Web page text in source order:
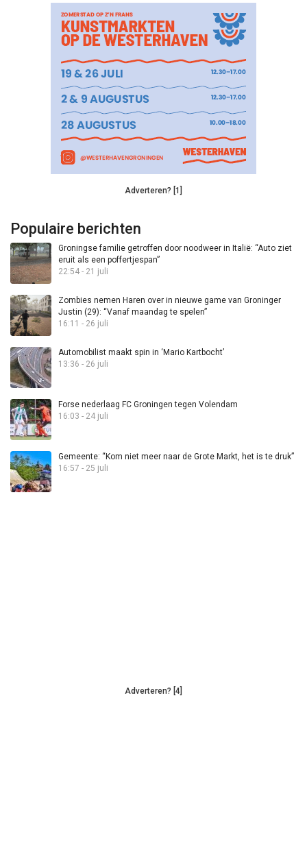
Adverteren? [1]
Populaire berichten
Groningse familie getroffen door noodweer in Italië: “Auto ziet
eruit als een poffertjespan”
22:54 - 21 juli
Zombies nemen Haren over in nieuwe game van Groninger
Justin (29): “Vanaf maandag te spelen”
16:11 - 26 juli
Automobilist maakt spin in ‘Mario Kartbocht’
13:36 - 26 juli
Forse nederlaag FC Groningen tegen Volendam
16:03 - 24 juli
Gemeente: “Kom niet meer naar de Grote Markt, het is te druk”
16:57 - 25 juli
Adverteren? [4]